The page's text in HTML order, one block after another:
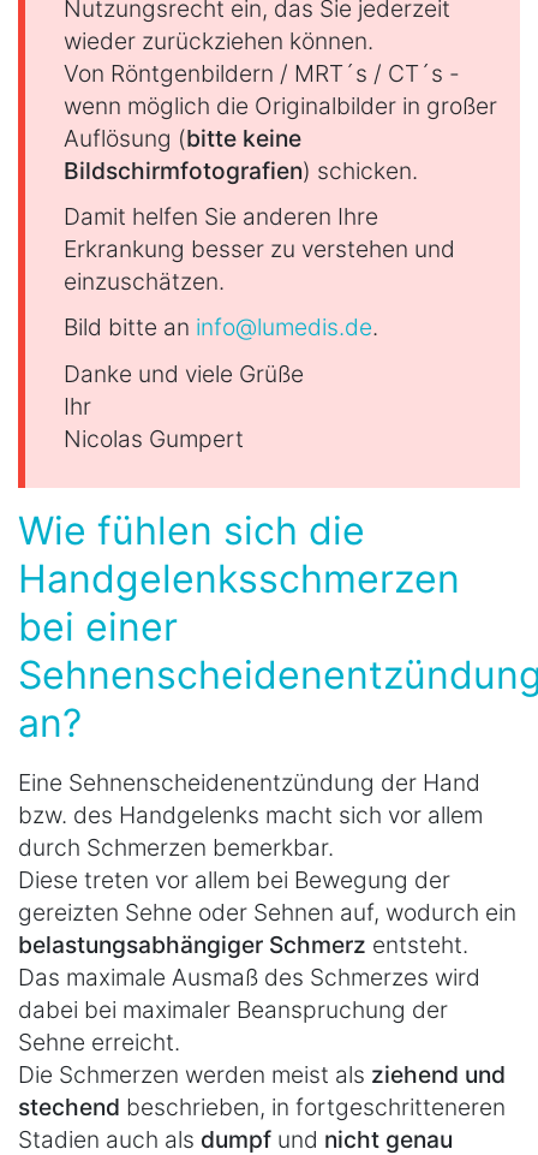
Nutzungsrecht ein, das Sie jederzeit
wieder zurückziehen können.
Von Röntgenbildern / MRT´s / CT´s -
wenn möglich die Originalbilder in großer
Auflösung (bitte keine
Bildschirmfotografien) schicken.
Damit helfen Sie anderen Ihre
Erkrankung besser zu verstehen und
einzuschätzen.
Bild bitte an info@lumedis.de.
Danke und viele Grüße
Ihr
Nicolas Gumpert
Wie fühlen sich die
Handgelenksschmerzen
bei einer
an?
Eine Sehnenscheidenentzündung der Hand
bzw. des Handgelenks macht sich vor allem
durch Schmerzen bemerkbar.
Diese treten vor allem bei Bewegung der
gereizten Sehne oder Sehnen auf, wodurch ein
belastungsabhängiger Schmerz entsteht.
Das maximale Ausmaß des Schmerzes wird
dabei bei maximaler Beanspruchung der
Sehne erreicht.
Die Schmerzen werden meist als ziehend und
stechend beschrieben, in fortgeschritteneren
Stadien auch als dumpf und nicht genau